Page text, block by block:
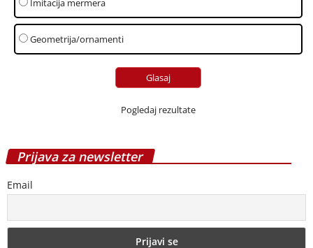
Najnovije vesti o svim vrstama podova direktno u Vaš
inbox.